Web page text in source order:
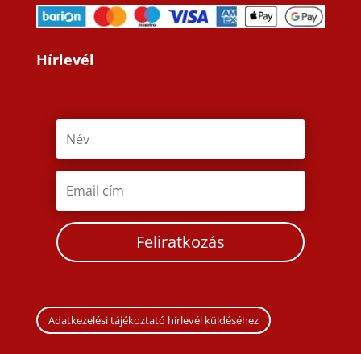
Hírlevél
Feliratkozás
Adatkezelési tájékoztató hírlevél küldéséhez